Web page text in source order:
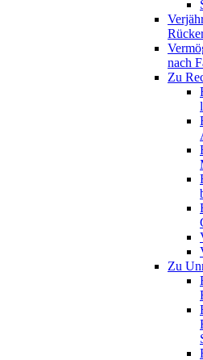
nach
Zu
Zu